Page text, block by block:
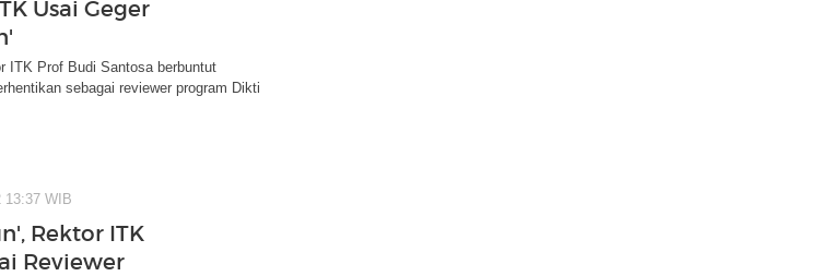
Usai Geger
ITK Prof Budi Santosa berbuntut
sebagai reviewer program Dikti
13:37 WIB
Rektor ITK
Reviewer